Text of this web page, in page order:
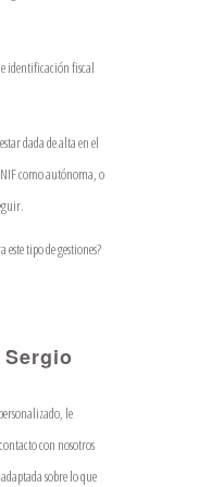
identificación fiscal
dada de alta en el
como autónoma, o
tipo de gestiones?
le
con nosotros
sobre lo que